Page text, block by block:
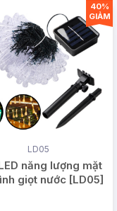
LD05
năng lượng mặt
giọt nước [LD05]
40%
GIẢM